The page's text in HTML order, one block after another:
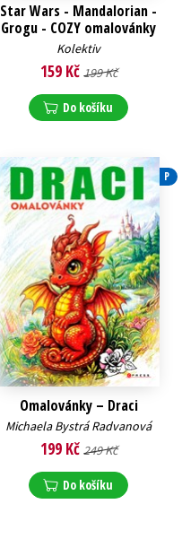
Star Wars - Mandalorian -
Grogu - COZY omalovánky
Kolektiv
159 Kč 199 Kč
Do košíku
P
Omalovánky – Draci
Michaela Bystrá Radvanová
199 Kč 249 Kč
Do košíku